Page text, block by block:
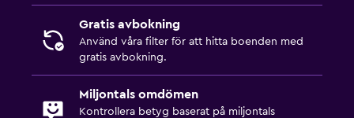
Gratis avbokning
Använd våra filter för att hitta boenden med
gratis avbokning.
Miljontals omdömen
Kontrollera betyg baserat på miljontals